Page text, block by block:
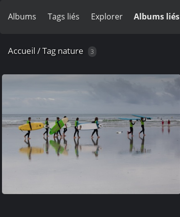
Albums Tags liés Explorer Albums liés
Accueil /Tag nature 3